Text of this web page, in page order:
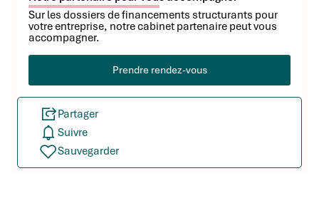
Sur les dossiers de financements structurants pour
votre entreprise, notre cabinet partenaire peut vous
accompagner.
Prendre rendez-vous
Partager
Suivre
Sauvegarder